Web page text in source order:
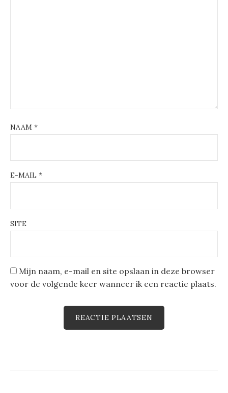
NAAM *
E-MAIL *
SITE
Mijn naam, e-mail en site opslaan in deze browser
voor de volgende keer wanneer ik een reactie plaats.